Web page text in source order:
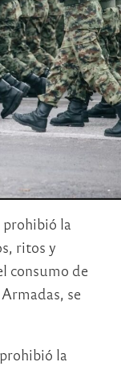
prohibió la
ritos y
consumo de
se
la